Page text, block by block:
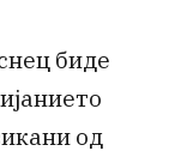
биде
од